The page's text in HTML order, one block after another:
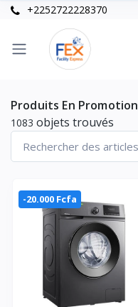
+2252722228370
Produits En Promotion
1083 objets trouvés
-20.000 Fcfa